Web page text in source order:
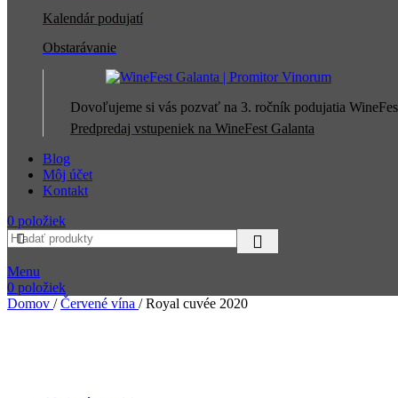
Kalendár podujatí
Obstarávanie
Dovoľujeme si vás pozvať na 3. ročník podujatia
Predpredaj vstupeniek na WineFest Galanta
Blog
Môj účet
Kontakt
0 položiek
Menu
0 položiek
Domov / Červené vína / Royal cuvée 2020